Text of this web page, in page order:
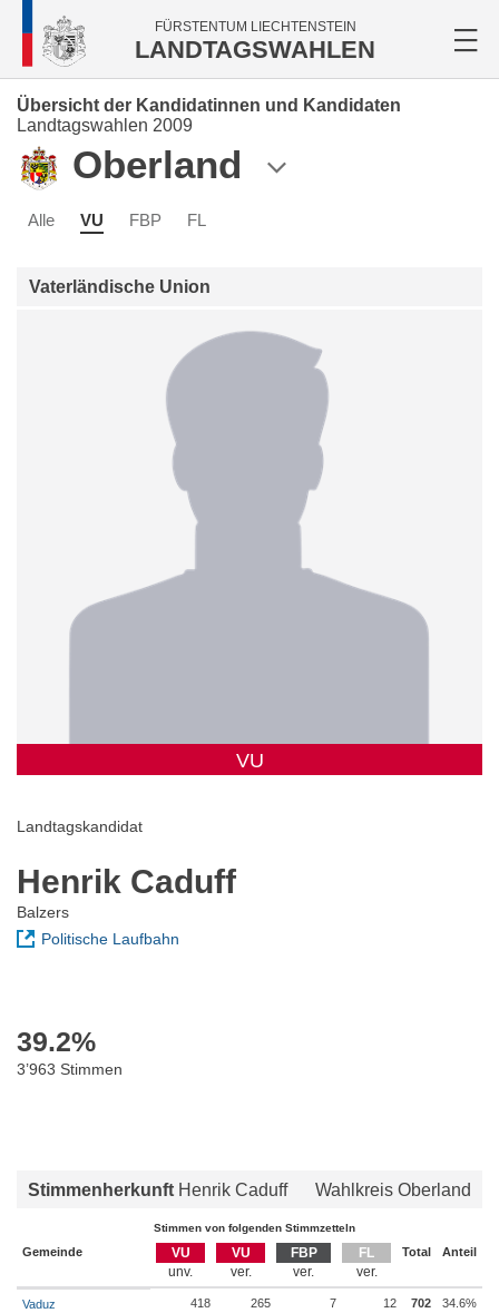
FÜRSTENTUM LIECHTENSTEIN
LANDTAGSWAHLEN
Übersicht der Kandidatinnen und Kandidaten
Landtagswahlen 2009
Oberland
Alle VU FBP FL
Vaterländische Union
VU
Landtagskandidat
Henrik Caduff
Balzers
Politische Laufbahn
39.2%
3’963 Stimmen
Stimmenherkunft Henrik Caduff Wahlkreis Oberland
Stimmen von folgenden Stimmzetteln
Gemeinde VU VU FBP FL Total Anteil
Vaduz 418 265 7 12 702 34.6%